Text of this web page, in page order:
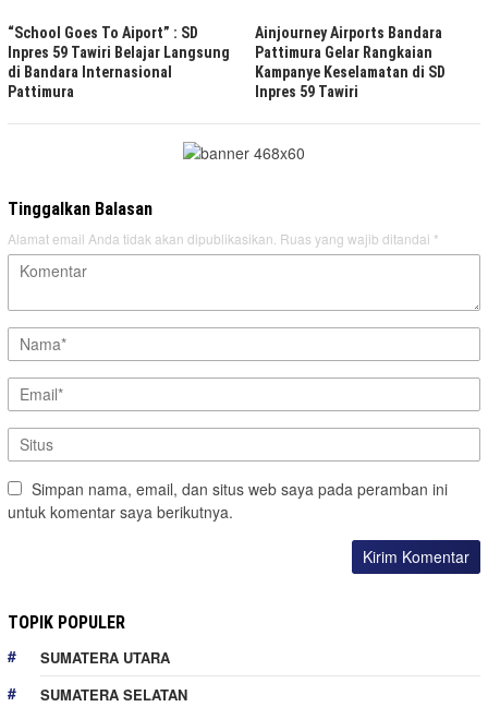
“School Goes To Aiport” : SD
Inpres 59 Tawiri Belajar Langsung
di Bandara Internasional
Pattimura
Ainjourney Airports Bandara
Pattimura Gelar Rangkaian
Kampanye Keselamatan di SD
Inpres 59 Tawiri
Tinggalkan Balasan
Alamat email Anda tidak akan dipublikasikan. Ruas yang wajib ditandai *
Simpan nama, email, dan situs web saya pada peramban ini
untuk komentar saya berikutnya.
TOPIK POPULER
SUMATERA UTARA
SUMATERA SELATAN